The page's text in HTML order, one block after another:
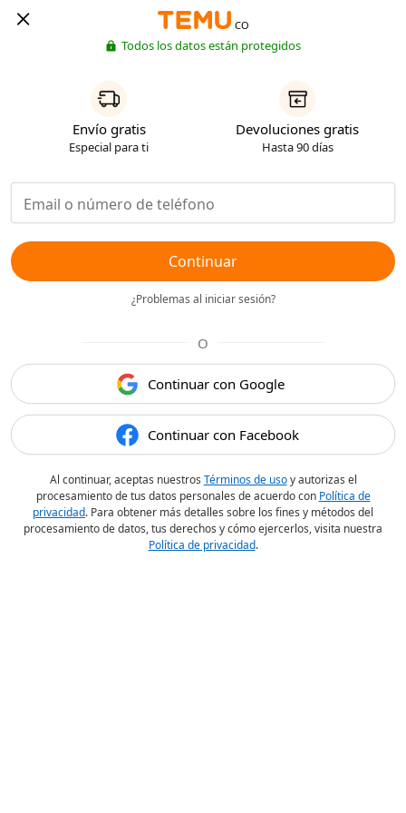
CO
Todos los datos están protegidos
Envío gratis
Especial para ti
Devoluciones gratis
Hasta 90 días
Continuar
¿Problemas al iniciar sesión?
O
Continuar con Google
Continuar con Facebook
Al continuar, aceptas nuestros Términos de usoy autorizas el
procesamiento de tus datos personales de acuerdo con Política de
privacidad. Para obtener más detalles sobre los fines y métodos del
procesamiento de datos, tus derechos y cómo ejercerlos, visita nuestra
Política de privacidad.